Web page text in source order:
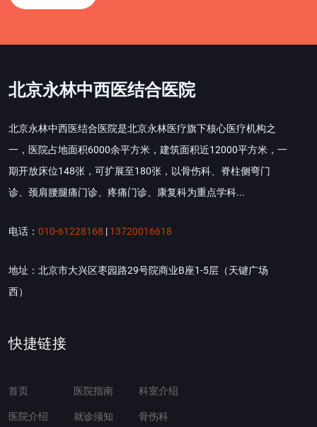
北京永林中西医结合医院
北京永林中西医结合医院是北京永林医疗旗下核心医疗机构之
一，医院占地面积6000余平方米，建筑面积近12000平方米，一
期开放床位148张，可扩展至180张，以骨伤科、脊柱侧弯门
诊、颈肩腰腿痛门诊、疼痛门诊、康复科为重点学科...
电话： 010-61228168 | 13720016618
地址：北京市大兴区枣园路29号院商业B座1-5层（天键广场
西）
快捷链接
首页
医院介绍
医院指南
就诊须知
科室介绍
骨伤科